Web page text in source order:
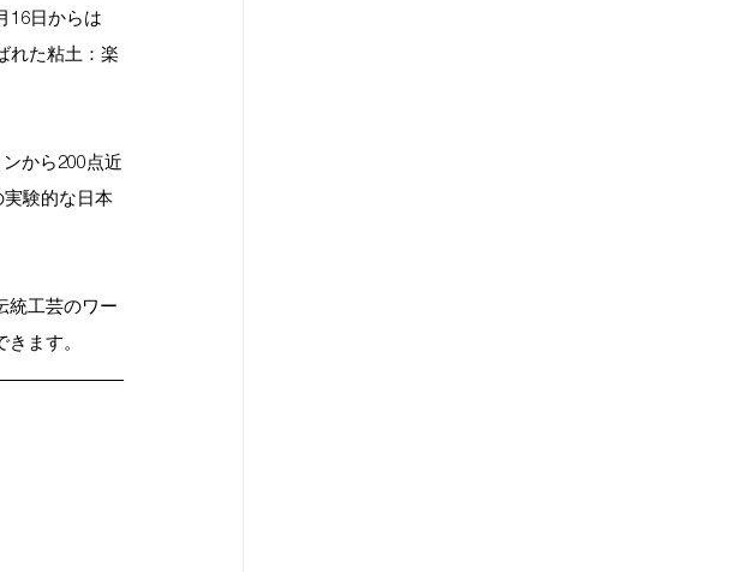
16日からは
れた粘土：楽
から200点近
実験的な日本
統工芸のワー
ます。